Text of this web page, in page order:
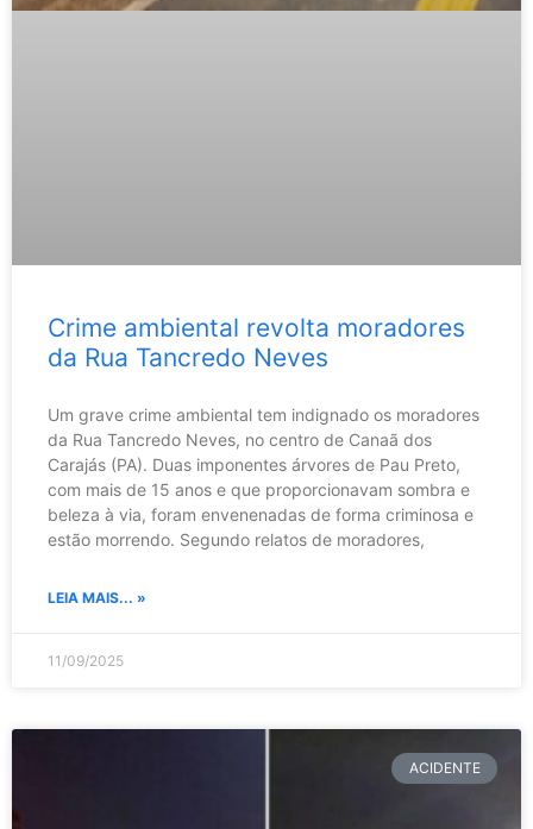
Crime ambiental revolta moradores
da Rua Tancredo Neves
Um grave crime ambiental tem indignado os moradores
da Rua Tancredo Neves, no centro de Canaã dos
Carajás (PA). Duas imponentes árvores de Pau Preto,
com mais de 15 anos e que proporcionavam sombra e
beleza à via, foram envenenadas de forma criminosa e
estão morrendo. Segundo relatos de moradores,
LEIA MAIS... »
11/09/2025
ACIDENTE